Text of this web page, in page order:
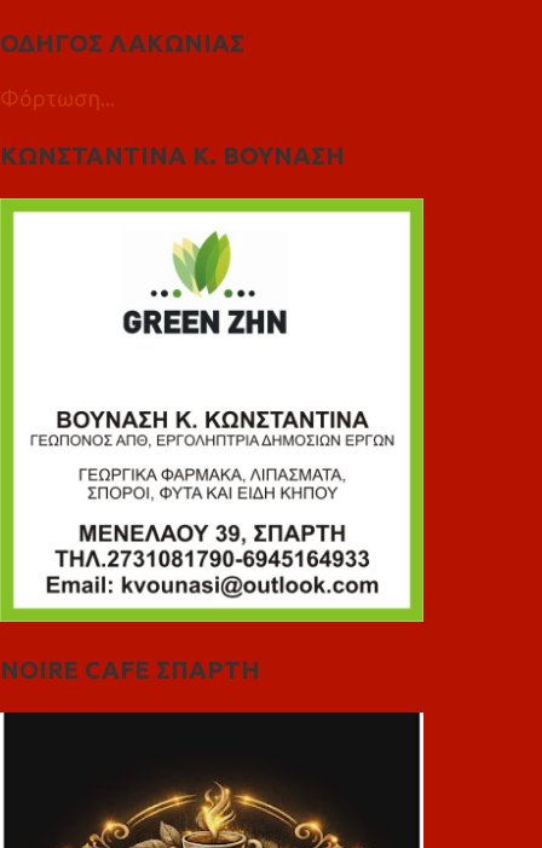
ΟΔΗΓΟΣ ΛΑΚΩΝΙΑΣ
Φόρτωση...
ΚΩΝΣΤΑΝΤΙΝΑ Κ. ΒΟΥΝΑΣΗ
NOIRE CAFE ΣΠΑΡΤΗ